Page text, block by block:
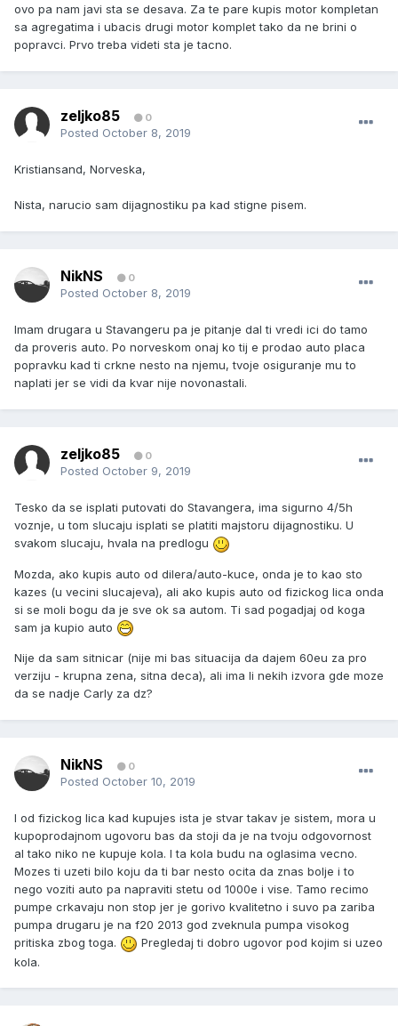
ovo pa nam javi sta se desava. Za te pare kupis motor kompletan
sa agregatima i ubacis drugi motor komplet tako da ne brini o
popravci. Prvo treba videti sta je tacno.
zeljko85 0
Posted October 8, 2019
Kristiansand, Norveska,
Nista, narucio sam dijagnostiku pa kad stigne pisem.
NikNS 0
Posted October 8, 2019
Imam drugara u Stavangeru pa je pitanje dal ti vredi ici do tamo
da proveris auto. Po norveskom onaj ko tij e prodao auto placa
popravku kad ti crkne nesto na njemu, tvoje osiguranje mu to
naplati jer se vidi da kvar nije novonastali.
zeljko85 0
Posted October 9, 2019
Tesko da se isplati putovati do Stavangera, ima sigurno 4/5h
voznje, u tom slucaju isplati se platiti majstoru dijagnostiku. U
svakom slucaju, hvala na predlogu
Mozda, ako kupis auto od dilera/auto-kuce, onda je to kao sto
kazes (u vecini slucajeva), ali ako kupis auto od fizickog lica onda
si se moli bogu da je sve ok sa autom. Ti sad pogadjaj od koga
sam ja kupio auto
Nije da sam sitnicar (nije mi bas situacija da dajem 60eu za pro
verziju - krupna zena, sitna deca), ali ima li nekih izvora gde moze
da se nadje Carly za dz?
NikNS 0
Posted October 10, 2019
I od fizickog lica kad kupujes ista je stvar takav je sistem, mora u
kupoprodajnom ugovoru bas da stoji da je na tvoju odgovornost
al tako niko ne kupuje kola. I ta kola budu na oglasima vecno.
Mozes ti uzeti bilo koju da ti bar nesto ocita da znas bolje i to
nego voziti auto pa napraviti stetu od 1000e i vise. Tamo recimo
pumpe crkavaju non stop jer je gorivo kvalitetno i suvo pa zariba
pumpa drugaru je na f20 2013 god zveknula pumpa visokog
pritiska zbog toga.
Pregledaj ti dobro ugovor pod kojim si uzeo
kola.